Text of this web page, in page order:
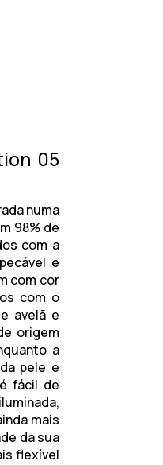
05
numa
98% de
com a
e
com cor
com o
avelã e
origem
a
pele e
fácil de
mais
da sua
flexível